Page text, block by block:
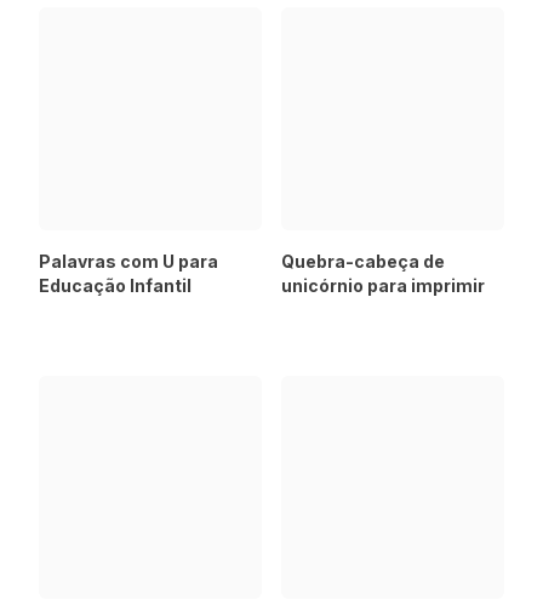
Palavras com U para
Educação Infantil
Quebra-cabeça de
unicórnio para imprimir